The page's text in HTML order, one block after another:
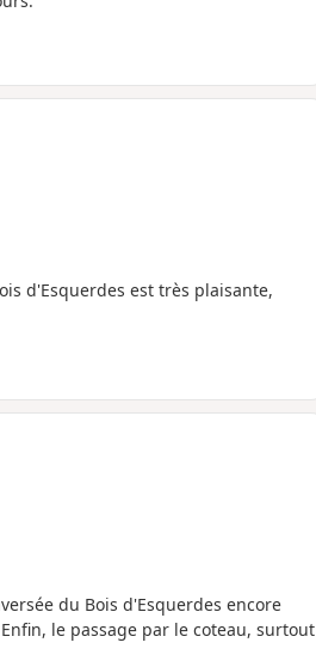
d'Esquerdes est très plaisante,
du Bois d'Esquerdes encore
le passage par le coteau, surtout